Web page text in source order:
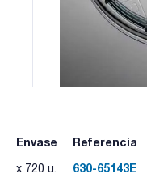
Envase Referencia
x 720 u. 630-65143E